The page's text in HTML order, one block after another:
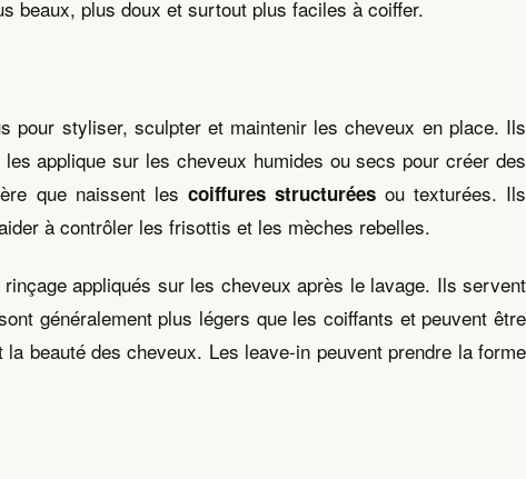
beaux, plus doux et surtout plus faciles à coiffer.
pour styliser, sculpter et maintenir les cheveux en place. Ils
applique sur les cheveux humides ou secs pour créer des
que naissent les coiffures structuréesou texturées. Ils
à contrôler les frisottis et les mèches rebelles.
appliqués sur les cheveux après le lavage. Ils servent
généralement plus légers que les coiffants et peuvent être
beauté des cheveux. Les leave-in peuvent prendre la forme